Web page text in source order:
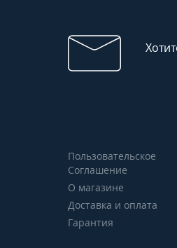
Пользовательское
Соглашение
О магазине
Доставка и оплата
Гарантия